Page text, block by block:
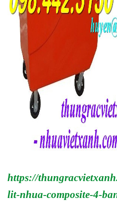
https://
lit-nhua-composite-4-